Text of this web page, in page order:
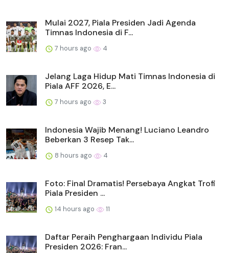
Mulai 2027, Piala Presiden Jadi Agenda
Timnas Indonesia di F...
7 hours ago 4
Jelang Laga Hidup Mati Timnas Indonesia di
Piala AFF 2026, E...
7 hours ago 3
Indonesia Wajib Menang! Luciano Leandro
Beberkan 3 Resep Tak...
8 hours ago 4
Foto: Final Dramatis! Persebaya Angkat Trofi
Piala Presiden ...
14 hours ago 11
Daftar Peraih Penghargaan Individu Piala
Presiden 2026: Fran...